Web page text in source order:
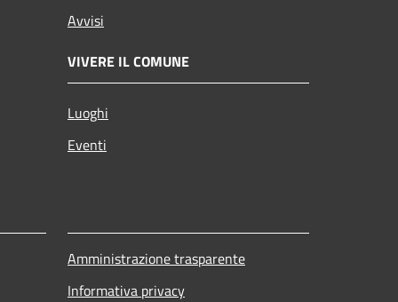
Avvisi
VIVERE IL COMUNE
Luoghi
Eventi
Amministrazione trasparente
Informativa privacy